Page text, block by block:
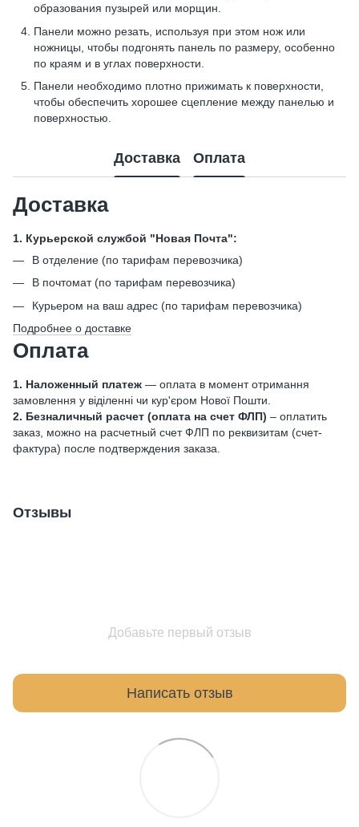
образования пузырей или морщин.
Панели можно резать, используя при этом нож или
ножницы, чтобы подгонять панель по размеру, особенно
по краям и в углах поверхности.
Панели необходимо плотно прижимать к поверхности,
чтобы обеспечить хорошее сцепление между панелью и
поверхностью.
Доставка Оплата
Доставка
1. Курьерской службой "Новая Почта":
В отделение (по тарифам перевозчика)
В почтомат (по тарифам перевозчика)
Курьером на ваш адрес (по тарифам перевозчика)
Подробнее о доставке
Оплата
1. Наложенный платеж — оплата в момент отримання
замовлення у віділенні чи кур'єром Нової Пошти.
2. Безналичный расчет (оплата на счет ФЛП) – оплатить
заказ, можно на расчетный счет ФЛП по реквизитам (счет-
фактура) после подтверждения заказа.
Отзывы
Добавьте первый отзыв
Написать отзыв